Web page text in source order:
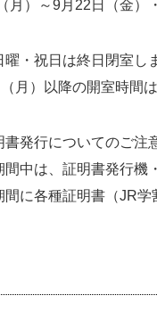
月）～9月22日（金）
・祝日は終日閉室し
月）以降の開室時間
書発行についてのご注
間中は、証明書発行機
間に各種証明書（JR学